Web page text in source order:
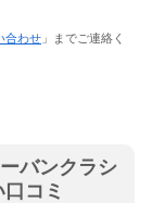
合わせ 」までご連絡く
バンクラシ
コミ